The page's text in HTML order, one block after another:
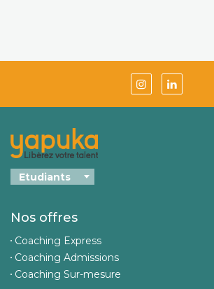
Nos offres
Coaching Express
Coaching Admissions
Coaching Sur-mesure